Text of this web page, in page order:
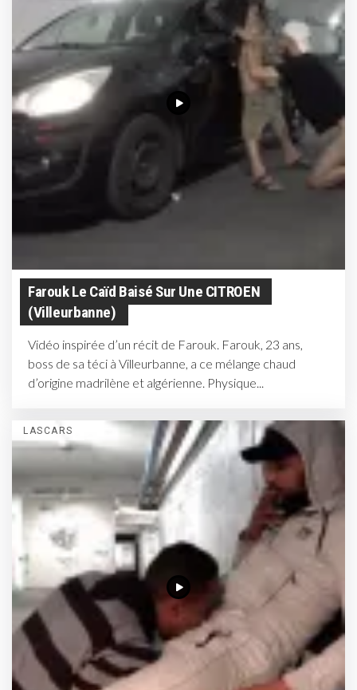
Farouk Le Caïd Baisé Sur Une CITROEN
(Villeurbanne)
Vidéo inspirée d’un récit de Farouk. Farouk, 23 ans,
boss de sa téci à Villeurbanne, a ce mélange chaud
d’origine madrilène et algérienne. Physique...
LASCARS